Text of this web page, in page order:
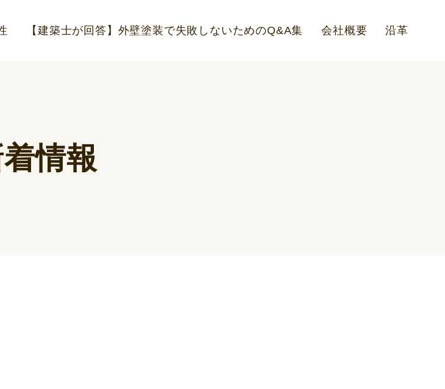
【建築士が回答】外壁塗装で失敗しないためのQ&A集 会社概要 沿革
情報